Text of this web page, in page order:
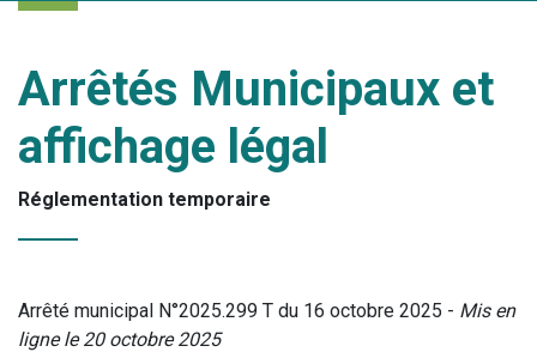
Arrêtés Municipaux et
affichage légal
Réglementation temporaire
Arrêté municipal N°2025.299 T du 16 octobre 2025 - Mis en
ligne le 20 octobre 2025